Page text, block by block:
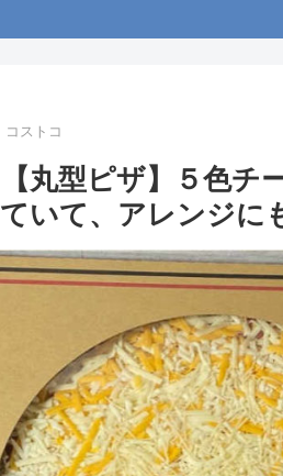
コストコ
丸型ピザ】５色チ
いて、アレンジに